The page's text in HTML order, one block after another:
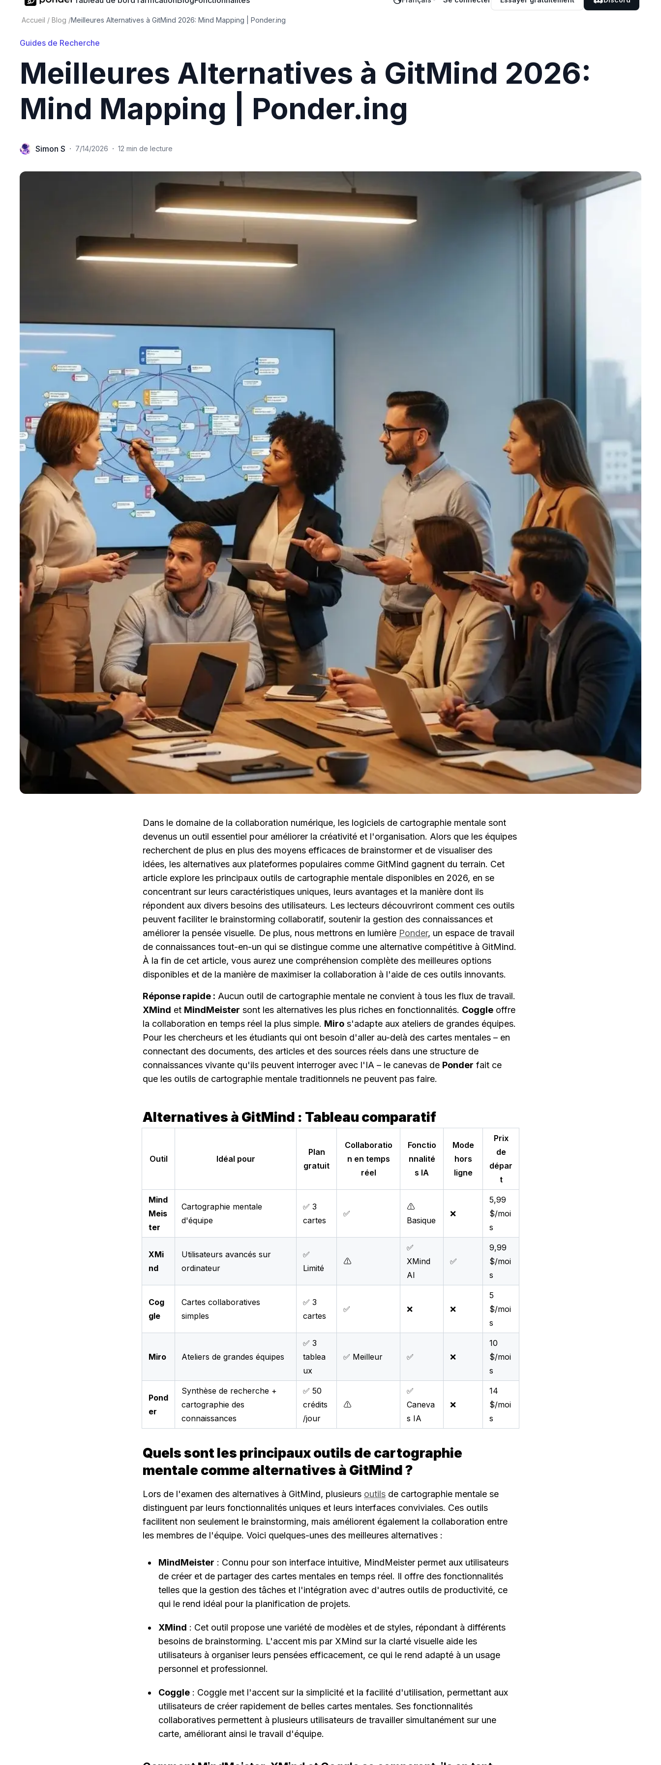
Accueil / Blog /Meilleures Alternatives à GitMind 2026: Mind Mapping | Ponder.ing
Guides de Recherche
Meilleures Alternatives à GitMind 2026:
Mind Mapping | Ponder.ing
Simon S · 7/14/2026 · 12 min de lecture
Dans le domaine de la collaboration numérique, les logiciels de cartographie mentale sont
devenus un outil essentiel pour améliorer la créativité et l'organisation. Alors que les équipes
recherchent de plus en plus des moyens efficaces de brainstormer et de visualiser des
idées, les alternatives aux plateformes populaires comme GitMind gagnent du terrain. Cet
article explore les principaux outils de cartographie mentale disponibles en 2026, en se
concentrant sur leurs caractéristiques uniques, leurs avantages et la manière dont ils
répondent aux divers besoins des utilisateurs. Les lecteurs découvriront comment ces outils
peuvent faciliter le brainstorming collaboratif, soutenir la gestion des connaissances et
améliorer la pensée visuelle. De plus, nous mettrons en lumière Ponder, un espace de travail
de connaissances tout-en-un qui se distingue comme une alternative compétitive à GitMind.
À la fin de cet article, vous aurez une compréhension complète des meilleures options
disponibles et de la manière de maximiser la collaboration à l'aide de ces outils innovants.
Réponse rapide :
XMind et MindMeister sont les alternatives les plus riches en fonctionnalités. Coggle offre
la collaboration en temps réel la plus simple. Miro s'adapte aux ateliers de grandes équipes.
Pour les chercheurs et les étudiants qui ont besoin d'aller au-delà des cartes mentales – en
connectant des documents, des articles et des sources réels dans une structure de
connaissances vivante qu'ils peuvent interroger avec l'IA – le canevas de Ponder fait ce
que les outils de cartographie mentale traditionnels ne peuvent pas faire.
Alternatives à GitMind : Tableau comparatif
Outil Idéal pour
Plan
gratuit
Collaboratio
n en temps
réel
Fonctio
nnalité
s IA
Mode
hors
ligne
Prix
de
dépar
t
Mind
Meis
ter
Cartographie mentale
d'équipe
✅ 3
cartes
✅
⚠️
Basique
❌
5,99
$/moi
s
XMi
nd
Utilisateurs avancés sur
ordinateur
✅
Limité
⚠️
✅
XMind
AI
✅
9,99
$/moi
s
Cog
gle
Cartes collaboratives
simples
✅ 3
cartes
✅ ❌ ❌
5
$/moi
s
Miro Ateliers de grandes équipes
✅ 3
tablea
ux
✅ Meilleur ✅ ❌
10
$/moi
s
Pond
er
Synthèse de recherche +
cartographie des
connaissances
✅ 50
crédits
/jour
⚠️
✅
Caneva
s IA
❌
14
$/moi
s
Quels sont les principaux outils de cartographie
mentale comme alternatives à GitMind ?
Lors de l'examen des alternatives à GitMind, plusieurs outils de cartographie mentale se
distinguent par leurs fonctionnalités uniques et leurs interfaces conviviales. Ces outils
facilitent non seulement le brainstorming, mais améliorent également la collaboration entre
les membres de l'équipe. Voici quelques-unes des meilleures alternatives :
MindMeister : Connu pour son interface intuitive, MindMeister permet aux utilisateurs
de créer et de partager des cartes mentales en temps réel. Il offre des fonctionnalités
telles que la gestion des tâches et l'intégration avec d'autres outils de productivité, ce
qui le rend idéal pour la planification de projets.
XMind : Cet outil propose une variété de modèles et de styles, répondant à différents
besoins de brainstorming. L'accent mis par XMind sur la clarté visuelle aide les
utilisateurs à organiser leurs pensées efficacement, ce qui le rend adapté à un usage
personnel et professionnel.
Coggle : Coggle met l'accent sur la simplicité et la facilité d'utilisation, permettant aux
utilisateurs de créer rapidement de belles cartes mentales. Ses fonctionnalités
collaboratives permettent à plusieurs utilisateurs de travailler simultanément sur une
carte, améliorant ainsi le travail d'équipe.